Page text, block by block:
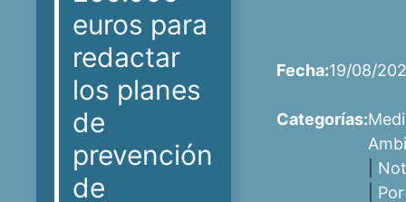
euros para
redactar
los planes
de
prevención
de
Fecha:19/08/
Categorías: